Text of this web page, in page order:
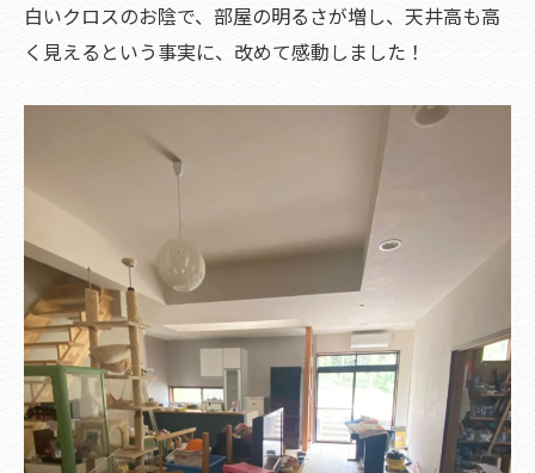
白いクロスのお陰で、部屋の明るさが増し、天井高も高
く見えるという事実に、改めて感動しました！